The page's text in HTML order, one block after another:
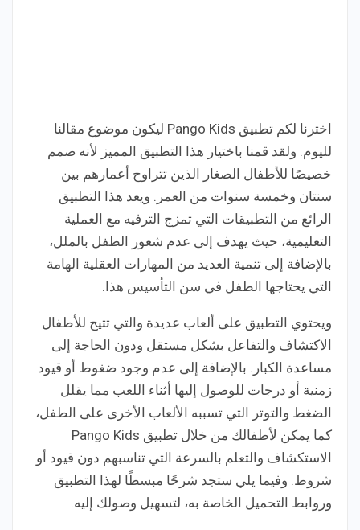
اخترنا لكم تطبيق Pango Kids ليكون موضوع مقالنا
لليوم. ولقد قمنا باختيار هذا التطبيق المميز لأنه صمم
خصيصًا للأطفال الصغار الذين تتراوح أعمارهم بين
سنتان وخمسة سنوات من العمر. ويعد هذا التطبيق
الرائع من التطبيقات التي تمزج الترفيه مع العملية
التعليمية، حيث يهدف إلى عدم شعور الطفل بالملل،
بالإضافة إلى تنمية العديد من المهارات العقلية الهامة
التي يحتاجها الطفل في سن التأسيس هذا.
ويحتوي التطبيق على ألعاب عديدة والتي تتيح للأطفال
الاكتشاف والتفاعل بشكل مستقل ودون الحاجة إلى
مساعدة الكبار. بالإضافة إلى عدم وجود ضغوط أو قيود
زمنية أو درجات للوصول إليها أثناء اللعب مما يقلل
الضغط والتوتر التي تسببه الألعاب الأخرى على الطفل،
كما يمكن لأطفالك من خلال تطبيق Pango Kids
الاستكشاف والتعلم بالسرعة التي تناسبهم دون قيود أو
شروط. وفيما يلي ستجد شرحًا مبسطًا لهذا التطبيق
وروابط التحميل الخاصة به، لتسهيل وصولك إليه.